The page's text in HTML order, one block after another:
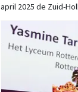
april 2025 de Zuid-